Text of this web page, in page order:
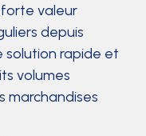
valeur
depuis
solution rapide et
volumes
marchandises